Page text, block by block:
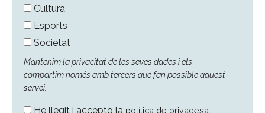
Cultura
Esports
Societat
Mantenim la privacitat de les seves dades i els
compartim només amb tercers que fan possible aquest
servei.
He llegit i accepto la política de privadesa